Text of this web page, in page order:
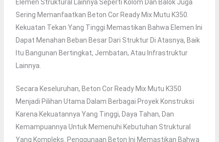
Elemen Struktural Lainnya Seperti Kolom Dan Balok Juga
Sering Memanfaatkan Beton Cor Ready Mix Mutu K350.
Kekuatan Tekan Yang Tinggi Memastikan Bahwa Elemen Ini
Dapat Menahan Beban Besar Dari Struktur Di Atasnya, Baik
Itu Bangunan Bertingkat, Jembatan, Atau Infrastruktur
Lainnya.
Secara Keseluruhan, Beton Cor Ready Mix Mutu K350
Menjadi Pilihan Utama Dalam Berbagai Proyek Konstruksi
Karena Kekuatannya Yang Tinggi, Daya Tahan, Dan
Kemampuannya Untuk Memenuhi Kebutuhan Struktural
Yang Kompleks. Penggunaan Beton Ini Memastikan Bahwa